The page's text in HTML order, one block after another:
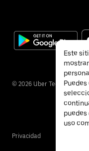
© 2026 Uber Technologies
Privacidad
Este
uso